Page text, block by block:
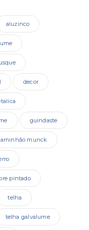
aluzinco
decor
guindaste
munck
pintado
telha
telha galvalume